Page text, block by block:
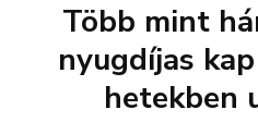
Több mint
nyugdíjas
hetekben